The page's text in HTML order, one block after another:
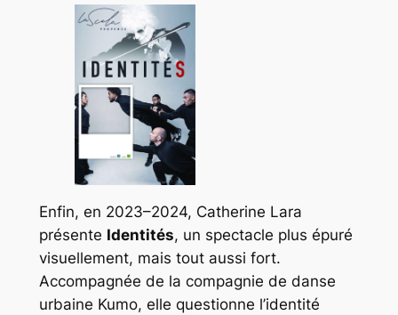
Enfin, en 2023–2024, Catherine Lara
présente Identités, un spectacle plus épuré
visuellement, mais tout aussi fort.
Accompagnée de la compagnie de danse
urbaine Kumo, elle questionne l’identité